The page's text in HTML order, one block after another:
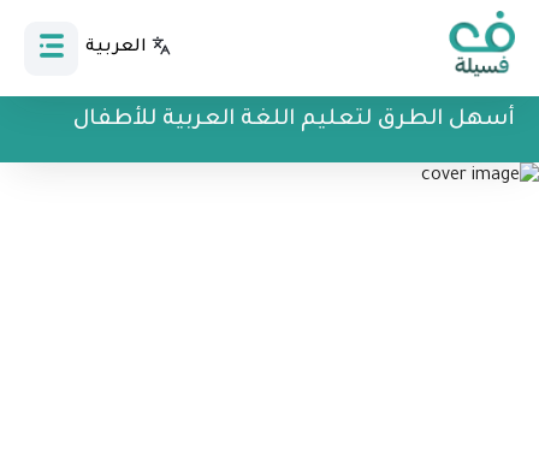
العربية
أسهل الطرق لتعليم اللغة العربية للأطفال